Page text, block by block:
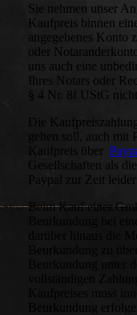
Sie nehmen unser
Kaufpreis binnen
angegebenes Konto
oder
uns auch eine
Ihres Notars oder
§ 4 Nr. 8f UStG
Die
gehen soll, auch
Kaufpreis über
Gesellschaften als
Paypal zur Zeit
Beim Kauf einer
Beurkundung bei
darüber hinaus die
Beurkundung zu
Beurkundung unter
vollständigen
Kaufpreises muss
Beurkundung